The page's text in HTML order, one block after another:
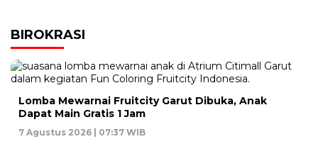
BIROKRASI
Lomba Mewarnai Fruitcity Garut Dibuka, Anak
Dapat Main Gratis 1 Jam
7 Agustus 2026 | 07:37 WIB